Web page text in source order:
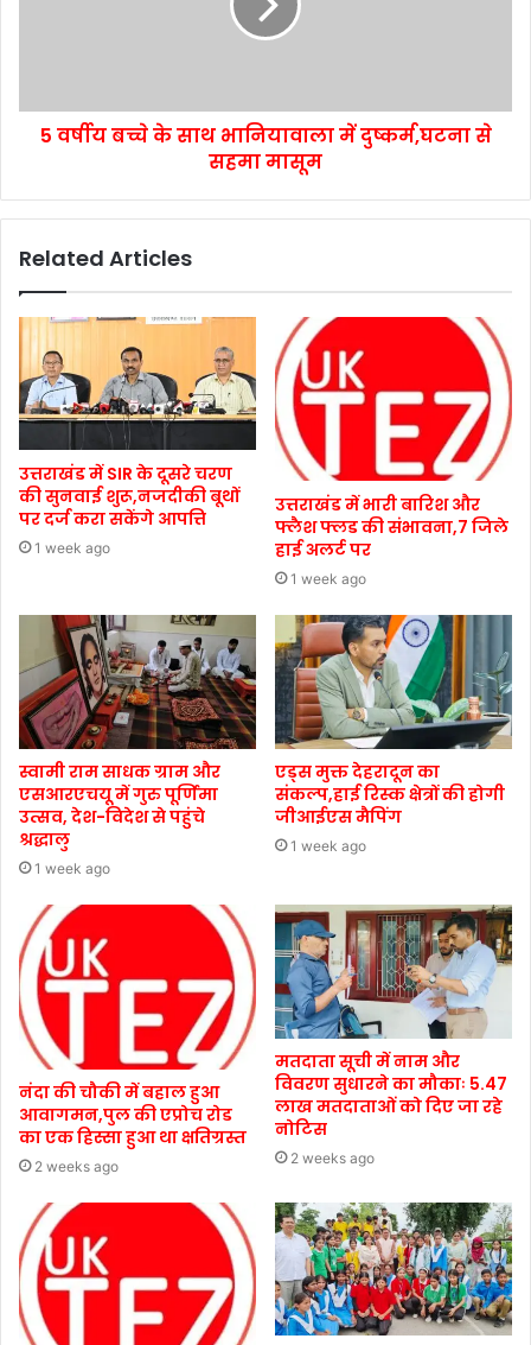
5 वर्षीय बच्चे के साथ भानियावाला में दुष्कर्म,घटना से
सहमा मासूम
Related Articles
उत्तराखंड में SIR के दूसरे चरण
की सुनवाई शुरू,नजदीकी बूथों
पर दर्ज करा सकेंगे आपत्ति
1 week ago
उत्तराखंड में भारी बारिश और
फ्लैश फ्लड की संभावना,7 जिले
हाई अलर्ट पर
1 week ago
स्वामी राम साधक ग्राम और
एसआरएचयू में गुरु पूर्णिमा
उत्सव, देश-विदेश से पहुंचे
श्रद्धालु
1 week ago
एड्स मुक्त देहरादून का
संकल्प,हाई रिस्क क्षेत्रों की होगी
जीआईएस मैपिंग
1 week ago
नंदा की चौकी में बहाल हुआ
आवागमन,पुल की एप्रोच रोड
का एक हिस्सा हुआ था क्षतिग्रस्त
2 weeks ago
मतदाता सूची में नाम और
विवरण सुधारने का मौकाः 5.47
लाख मतदाताओं को दिए जा रहे
नोटिस
2 weeks ago